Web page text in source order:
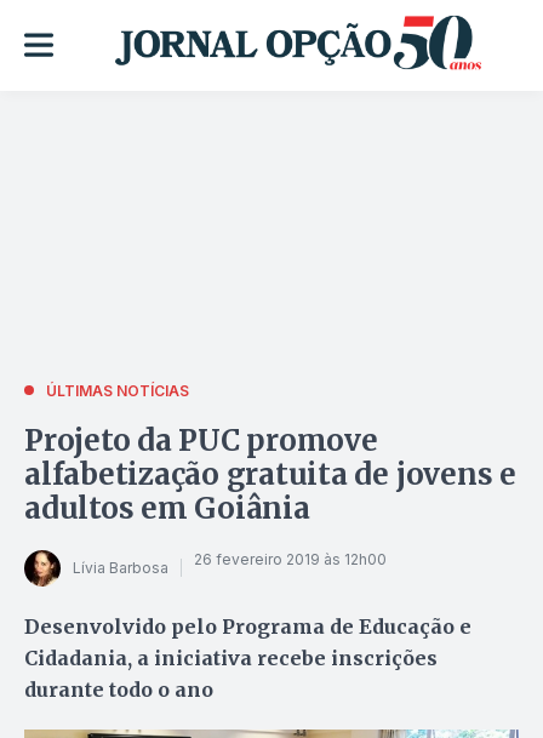
ÚLTIMAS NOTÍCIAS
Projeto da PUC promove
alfabetização gratuita de jovens e
adultos em Goiânia
Lívia Barbosa 26 fevereiro 2019 às 12h00
Desenvolvido pelo Programa de Educação e
Cidadania, a iniciativa recebe inscrições
durante todo o ano